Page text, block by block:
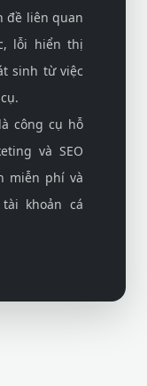
đề liên quan
lỗi hiển thị
sinh từ việc
công cụ hỗ
và SEO
miễn phí và
khoản cá